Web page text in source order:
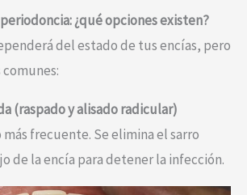
¿qué opciones existen?
del estado de tus encías, pero
comunes:
(raspado y alisado radicular)
frecuente. Se elimina el sarro
de la encía para detener la infección.